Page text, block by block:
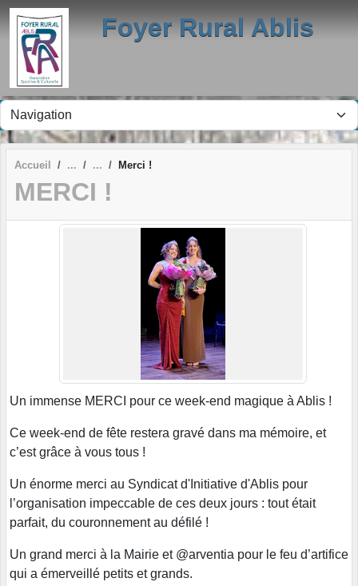
Foyer Rural Ablis
Accueil Merci !
MERCI !
Un immense MERCI pour ce week-end magique à Ablis !
Ce week-end de fête restera gravé dans ma mémoire, et
c’est grâce à vous tous !
Un énorme merci au Syndicat d'Initiative d'Ablis pour
l’organisation impeccable de ces deux jours : tout était
parfait, du couronnement au défilé !
Un grand merci à la Mairie et @arventia pour le feu d’artifice
qui a émerveillé petits et grands.
Panneau de gestion des cookies